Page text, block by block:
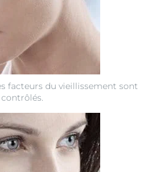
facteurs du vieillissement sont